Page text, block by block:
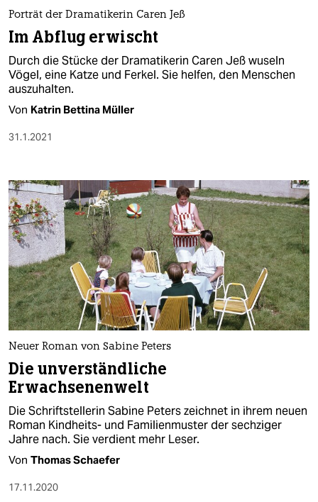
berlin
wahrheit
verlag
verlag
shop
fragen & hilfe
unterstützen
abo
genossenschaft
Porträt der Dramatikerin Caren Jeß
Im Abflug erwischt
Durch die Stücke der Dramatikerin Caren Jeß wuseln
Vögel, eine Katze und Ferkel. Sie helfen, den Menschen
auszuhalten.
Von Katrin Bettina Müller
31.1.2021
Neuer Roman von Sabine Peters
Die unverständliche
Erwachsenenwelt
Die Schriftstellerin Sabine Peters zeichnet in ihrem neuen
Roman Kindheits- und Familienmuster der sechziger
Jahre nach. Sie verdient mehr Leser.
Von Thomas Schaefer
17.11.2020